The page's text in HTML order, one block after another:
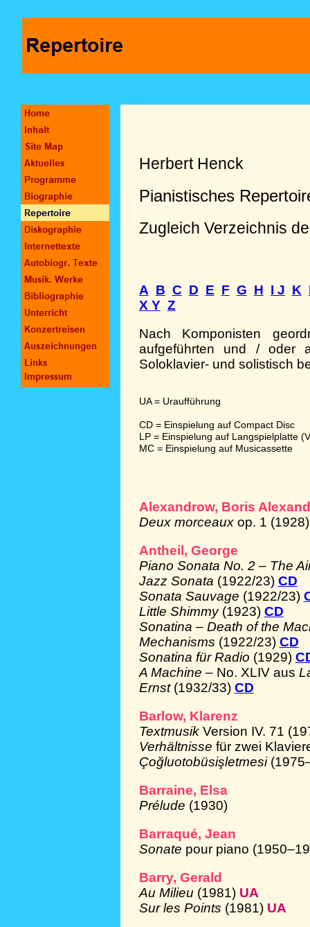
Herbert Henck
Pianistisches
Zugleich Verzeichnis
A B C D E F G H I J K
X Y Z
Nach Komponisten
aufgeführten und / oder
Soloklavier- und solistisch
UA = Uraufführung
CD = Einspielung auf Compact Disc
LP = Einspielung auf Langspielplatte
MC = Einspielung auf Musicassette
Alexandrow, Boris
Deux morceaux op. 1 (1928)
Antheil, George
Piano Sonata No. 2 – The
Jazz Sonata (1922/23) CD
Sonata Sauvage (1922/23)
Little Shimmy(1923) CD
Sonatina – Death of the
Mechanisms (1922/23) CD
Sonatina für Radio (1929)
A Machine – No. XLIV aus
Ernst(1932/33) CD
Barlow, Klarenz
Textmusik Version IV. 71
Verhältnisse für zwei
Çoğluotobüsişletmesi
Barraine, Elsa
Prélude (1930)
Barraqué, Jean
Sonate pour piano
Barry, Gerald
Au Milieu (1981) UA
Sur les Points (1981) UA